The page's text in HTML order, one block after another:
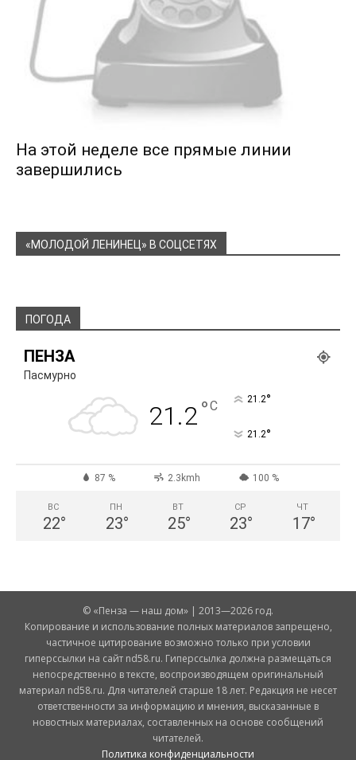
На этой неделе все прямые линии
завершились
«МОЛОДОЙ ЛЕНИНЕЦ» В СОЦСЕТЯХ
ПОГОДА
ПЕНЗА
Пасмурно
21.2°C 21.2°
21.2°
87 % 2.3kmh 100 %
ВС
22°
ПН
23°
ВТ
25°
СР
23°
ЧТ
17°
© «Пенза — наш дом» | 2013—2026 год.
Копирование и использование полных материалов запрещено,
частичное цитирование возможно только при условии
гиперссылки на сайт nd58.ru. Гиперссылка должна размещаться
непосредственно в тексте, воспроизводящем оригинальный
материал nd58.ru. Для читателей старше 18 лет. Редакция не несет
ответственности за информацию и мнения, высказанные в
новостных материалах, составленных на основе сообщений
читателей.
Политика конфиденциальности